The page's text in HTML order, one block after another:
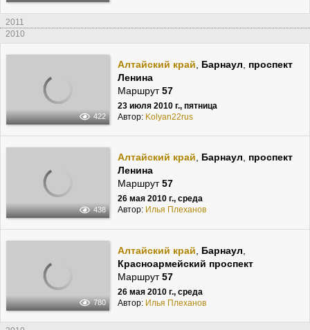
2011
2010
422
Алтайский край Барнаул
проспект
Ленина
Маршрут57
23 июля 2010 г., пятница
Автор: Kolyan22rus
438
Алтайский край, Барнаул, проспект
Ленина
Маршрут57
26 мая 2010 г., среда
Автор: Илья Плеханов
780
Алтайский край Барнаул
Красноармейский проспект
Маршрут57
26 мая 2010 г., среда
Автор: Илья Плеханов